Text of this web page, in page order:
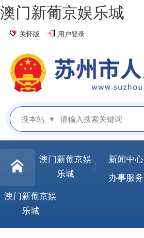
澳门新葡京娱乐城
关怀版 用户登录
搜本站
澳门新葡京娱
乐城
新闻中心
办事服务
澳门新葡京娱
乐城